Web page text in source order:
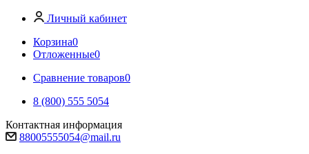
Личный кабинет
Корзина0
Отложенные0
Сравнение товаров0
8 (800) 555 5054
Контактная информация
88005555054@mail.ru